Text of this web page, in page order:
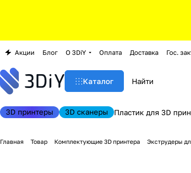
Акции Блог О 3DiY Оплата Доставка Гос.
Каталог
3D принтеры 3D сканеры Пластик для 3D
Главная Товар Комплектующие 3D принтера Экструдеры